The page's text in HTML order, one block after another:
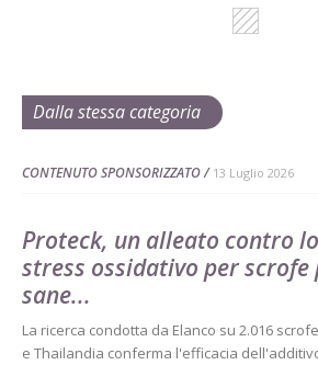
Dalla stessa categoria
CONTENUTO SPONSORIZZATO 13 Luglio 2026
Proteck, un alleato contro lo
stress ossidativo per scrofe
sane...
La ricerca condotta da Elanco su 2.016
e Thailandia conferma l'efficacia